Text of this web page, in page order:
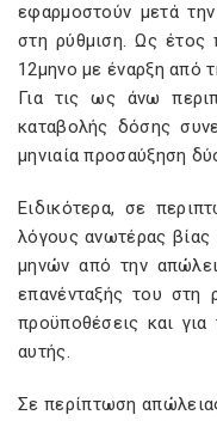
εφαρμοστούν μετά
στη ρύθμιση. Ως έτος
12μηνο με έναρξη από
Για τις ως άνω
καταβολής δόσης
μηνιαία προσαύξηση
Ειδικότερα, σε
λόγους ανωτέρας
μηνών από την
επανένταξής του στη
προϋποθέσεις και
αυτής.
Σε περίπτωση